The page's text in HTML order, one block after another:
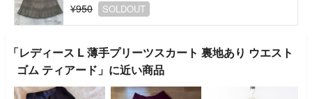
¥950
SOLDOUT
「レディース L 薄手プリーツスカート 裏地あり ウエスト
ゴム ティアード」に近い商品